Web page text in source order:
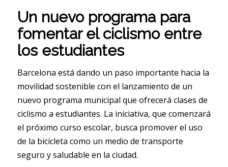
Un nuevo programa para
fomentar el ciclismo entre
los estudiantes
Barcelona está dando un paso importante hacia la
movilidad sostenible con el lanzamiento de un
nuevo programa municipal que ofrecerá clases de
ciclismo a estudiantes. La iniciativa, que comenzará
el próximo curso escolar, busca promover el uso
de la bicicleta como un medio de transporte
seguro y saludable en la ciudad.